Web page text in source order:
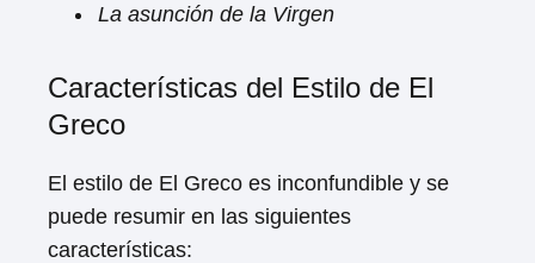
La asunción de la Virgen
Características del Estilo de El
Greco
El estilo de El Greco es inconfundible y se
puede resumir en las siguientes
características: